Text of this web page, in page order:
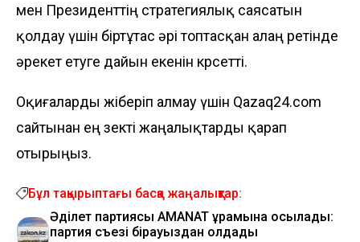
мен Президенттің стратегиялық саясатын
қолдау үшін біртұтас әрі топтасқан алаң ретінде
әрекет етуге да­йын екенін көрсетті.
Оқиғаларды жіберіп алмау үшін Qazaq24.com
сайтынан ең өзекті жаңалықтарды қарап
отырыңыз.
Бұл тақырыптағы басқа жаңалықтар:
Әділет партиясы AMANAT құрамына қосылады:
партия съезі бірауыздан қолдады